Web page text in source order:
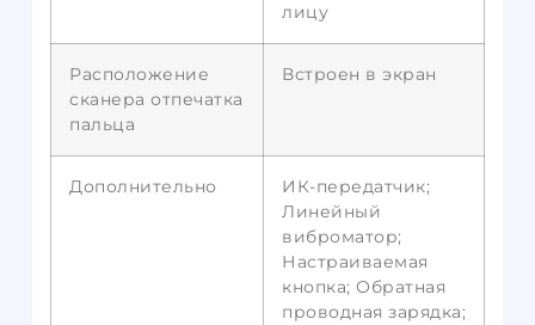
лицу
Расположение
сканера отпечатка
пальца
Встроен в экран
Дополнительно
ИК-передатчик;
Линейный
виброматор;
Настраиваемая
кнопка; Обратная
проводная зарядка;